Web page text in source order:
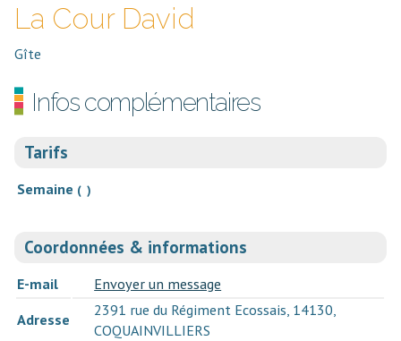
La Cour David
Gîte
Infos complémentaires
Tarifs
Semaine ( )
Coordonnées & informations
E-mail
Envoyer un message
Adresse
2391 rue du Régiment Ecossais, 14130,
COQUAINVILLIERS